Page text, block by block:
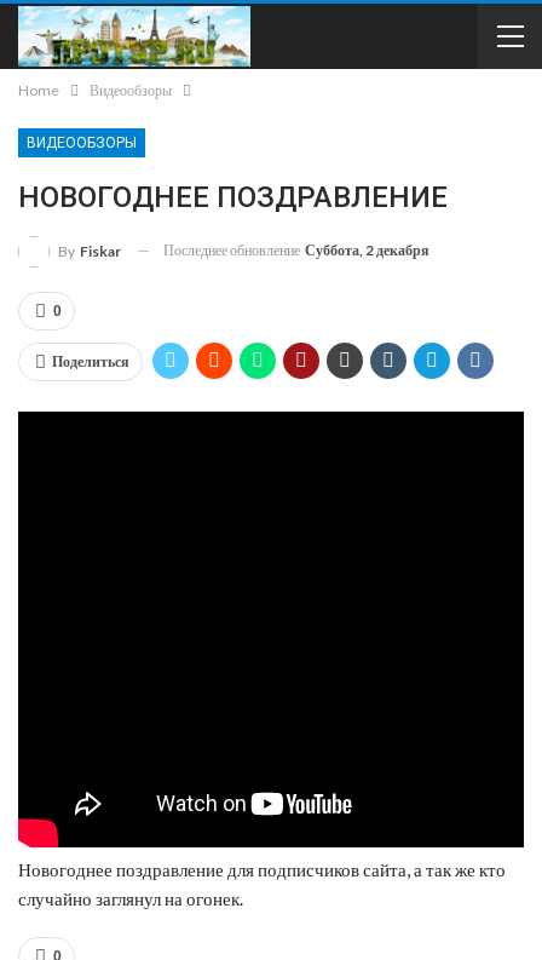
Home Видеообзоры
ВИДЕООБЗОРЫ
НОВОГОДНЕЕ ПОЗДРАВЛЕНИЕ
By Fiskar Последнее обновление Суббота, 2 декабря
0
Поделиться
Новогоднее поздравление для подписчиков сайта, а так же кто
случайно заглянул на огонек.
0